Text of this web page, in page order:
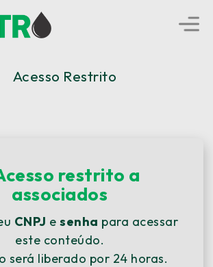
Acesso Restrito
restrito a
associados
CNPJ esenha para acessar
este conteúdo.
será liberado por 24 horas.